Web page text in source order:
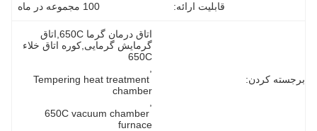
قابلیت ارائه: 100 مجموعه در ماه
برجسته کردن:
650C
Tempering heat treatment
chamber
650C vacuum chamber
furnace